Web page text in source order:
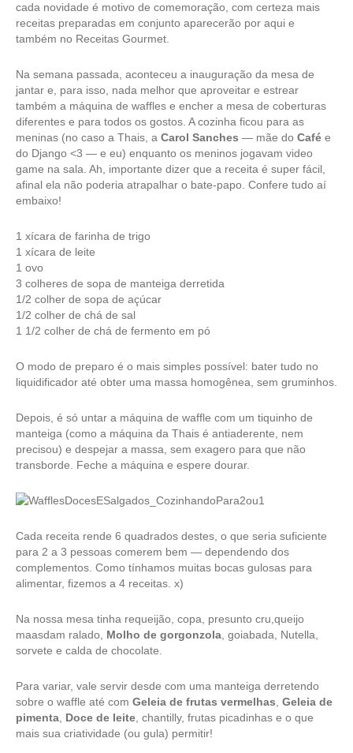
cada novidade é motivo de comemoração, com certeza mais
receitas preparadas em conjunto aparecerão por aqui e
também no Receitas Gourmet.
Na semana passada, aconteceu a inauguração da mesa de
jantar e, para isso, nada melhor que aproveitar e estrear
também a máquina de waffles e encher a mesa de coberturas
diferentes e para todos os gostos. A cozinha ficou para as
meninas (no caso a Thais, a Carol Sanches — mãe do Café e
do Django <3 — e eu) enquanto os meninos jogavam video
game na sala. Ah, importante dizer que a receita é super fácil,
afinal ela não poderia atrapalhar o bate-papo. Confere tudo aí
embaixo!
1 xícara de farinha de trigo
1 xícara de leite
1 ovo
3 colheres de sopa de manteiga derretida
1/2 colher de sopa de açúcar
1/2 colher de chá de sal
1 1/2 colher de chá de fermento em pó
O modo de preparo é o mais simples possível: bater tudo no
liquidificador até obter uma massa homogênea, sem gruminhos.
Depois, é só untar a máquina de waffle com um tiquinho de
manteiga (como a máquina da Thais é antiaderente, nem
precisou) e despejar a massa, sem exagero para que não
transborde. Feche a máquina e espere dourar.
Cada receita rende 6 quadrados destes, o que seria suficiente
para 2 a 3 pessoas comerem bem — dependendo dos
complementos. Como tínhamos muitas bocas gulosas para
alimentar, fizemos a 4 receitas. x)
Na nossa mesa tinha requeijão, copa, presunto cru,queijo
maasdam ralado, Molho de gorgonzola , goiabada, Nutella,
sorvete e calda de chocolate.
Para variar, vale servir desde com uma manteiga derretendo
sobre o waffle até com Geleia de frutas vermelhas Geleia de
pimenta Doce de leite , chantilly, frutas picadinhas e o que
mais sua criatividade (ou gula) permitir!